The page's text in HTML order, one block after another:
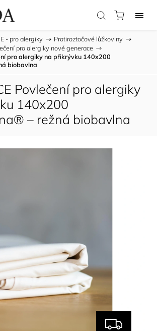
- pro alergiky / Protiroztočové lůžkoviny /
pro alergiky nové generace /
pro alergiky na přikrývku 140x200
biobavlna
Povlečení pro alergiky
140x200
– režná biobavlna